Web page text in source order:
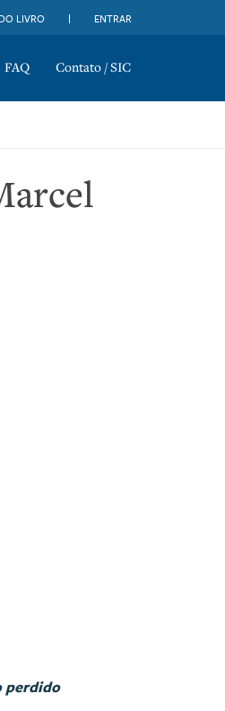
LIVRO ENTRAR
FAQ Contato / SIC
perdido